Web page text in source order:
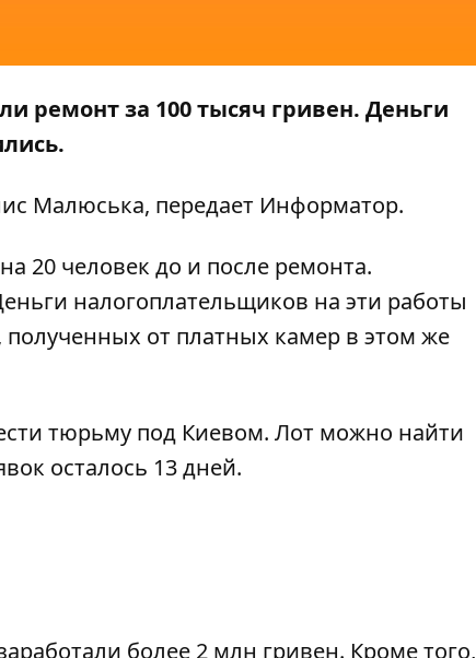
ремонт за 100 тысяч гривен. Деньги
Малюська, передает Информатор.
20 человек до и после ремонта.
налогоплательщиков на эти работы
полученных от платных камер в этом же
тюрьму под Киевом. Лот можно найти
осталось 13 дней.
более 2 млн гривен. Кроме того,